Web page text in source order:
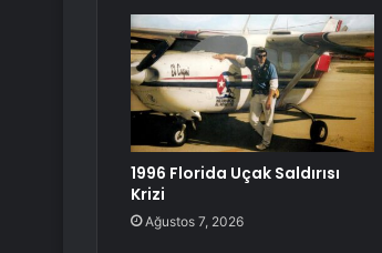
1996 Florida Uçak Saldırısı
Krizi
Ağustos 7, 2026